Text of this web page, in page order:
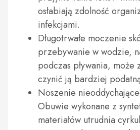
osłabiają zdolność
infekcjami.
Długotrwałe moczenie
przebywanie w wodzie,
podczas pływania, może
czynić ją bardziej
Noszenie
Obuwie wykonane z
materiałów utrudnia